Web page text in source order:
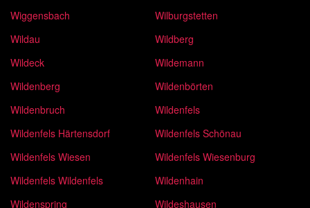
Wiggensbach
Wilburgstetten
Wildau
Wildberg
Wildeck
Wildemann
Wildenberg
Wildenbörten
Wildenbruch
Wildenfels
Wildenfels Härtensdorf
Wildenfels Schönau
Wildenfels Wiesen
Wildenfels Wiesenburg
Wildenfels Wildenfels
Wildenhain
Wildenspring
Wildeshausen